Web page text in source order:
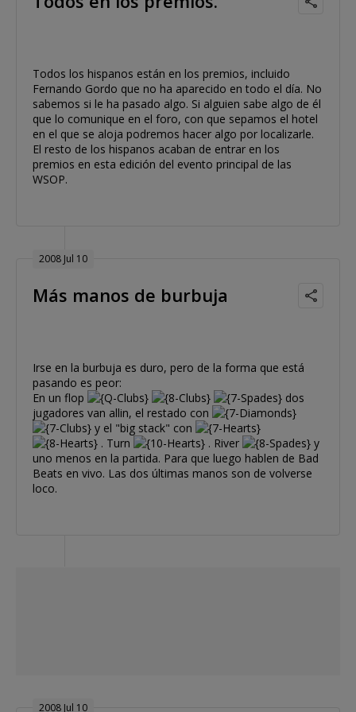
Todos los hispanos están en los premios, incluido
Fernando Gordo que no ha aparecido en todo el día. No
sabemos si le ha pasado algo. Si alguien sabe algo de él
que lo comunique en el foro, con que sepamos el hotel
en el que se aloja podremos hacer algo por localizarle.
El resto de los hispanos acaban de entrar en los
premios en esta edición del evento principal de las
WSOP.
2008 Jul 10
Más manos de burbuja
Irse en la burbuja es duro, pero de la forma que está
pasando es peor:
En un flop
dos
jugadores van allin, el restado con
y el "big stack" con
. Turn
. River
y
uno menos en la partida. Para que luego hablen de Bad
Beats en vivo. Las dos últimas manos son de volverse
loco.
2008 Jul 10